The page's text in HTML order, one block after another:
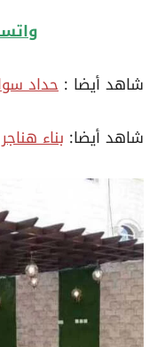
شاهد أيضا : حداد
شاهد أيضا: بناء هناجر